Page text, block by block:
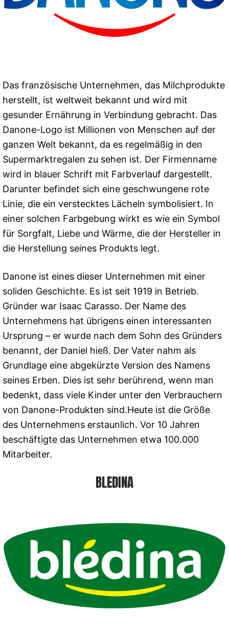
Das französische Unternehmen, das Milchprodukte
herstellt, ist weltweit bekannt und wird mit
gesunder Ernährung in Verbindung gebracht. Das
Danone-Logo ist Millionen von Menschen auf der
ganzen Welt bekannt, da es regelmäßig in den
Supermarktregalen zu sehen ist. Der Firmenname
wird in blauer Schrift mit Farbverlauf dargestellt.
Darunter befindet sich eine geschwungene rote
Linie, die ein verstecktes Lächeln symbolisiert. In
einer solchen Farbgebung wirkt es wie ein Symbol
für Sorgfalt, Liebe und Wärme, die der Hersteller in
die Herstellung seines Produkts legt.
Danone ist eines dieser Unternehmen mit einer
soliden Geschichte. Es ist seit 1919 in Betrieb.
Gründer war Isaac Carasso. Der Name des
Unternehmens hat übrigens einen interessanten
Ursprung – er wurde nach dem Sohn des Gründers
benannt, der Daniel hieß. Der Vater nahm als
Grundlage eine abgekürzte Version des Namens
seines Erben. Dies ist sehr berührend, wenn man
bedenkt, dass viele Kinder unter den Verbrauchern
von Danone-Produkten sind.Heute ist die Größe
des Unternehmens erstaunlich. Vor 10 Jahren
beschäftigte das Unternehmen etwa 100.000
Mitarbeiter.
BLEDINA